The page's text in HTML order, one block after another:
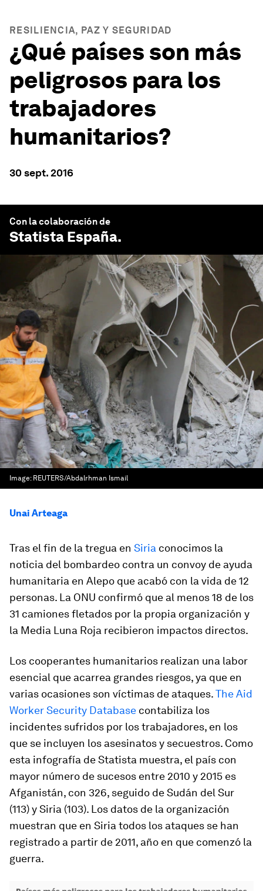
RESILIENCIA, PAZ Y SEGURIDAD
¿Qué países son más
peligrosos para los
trabajadores
humanitarios?
30 sept. 2016
Con la colaboración de
Statista España.
Image: REUTERS/Abdalrhman Ismail
Unai Arteaga
Tras el fin de la tregua en Siria conocimos la
noticia del bombardeo contra un convoy de ayuda
humanitaria en Alepo que acabó con la vida de 12
personas. La ONU confirmó que al menos 18 de los
31 camiones fletados por la propia organización y
la Media Luna Roja recibieron impactos directos.
Los cooperantes humanitarios realizan una labor
esencial que acarrea grandes riesgos, ya que en
varias ocasiones son víctimas de ataques.The Aid
Worker Security Database contabiliza los
incidentes sufridos por los trabajadores, en los
que se incluyen los asesinatos y secuestros. Como
esta infografía de Statista muestra, el país con
mayor número de sucesos entre 2010 y 2015 es
Afganistán, con 326, seguido de Sudán del Sur
(113) y Siria (103). Los datos de la organización
muestran que en Siria todos los ataques se han
registrado a partir de 2011, año en que comenzó la
guerra.